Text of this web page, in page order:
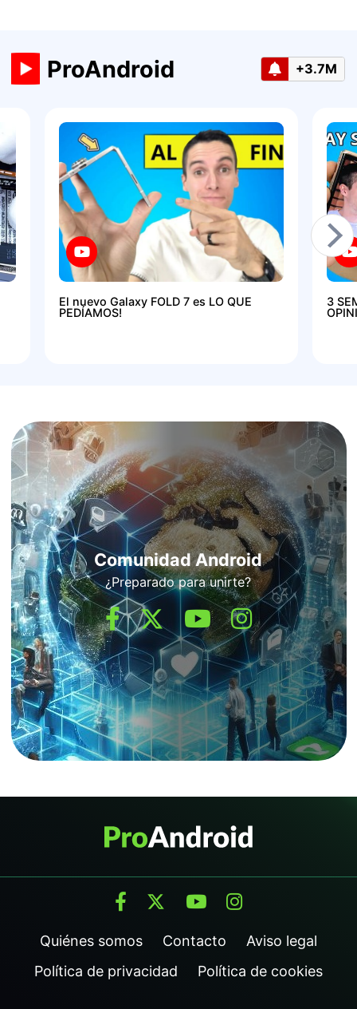
ProAndroid +3.7M
El nuevo Galaxy FOLD 7 es LO QUE
PEDÍAMOS!
3
Comunidad Android
¿Preparado para unirte?
Quiénes somos Contacto
Aviso legal
Política de privacidad
Política de cookies